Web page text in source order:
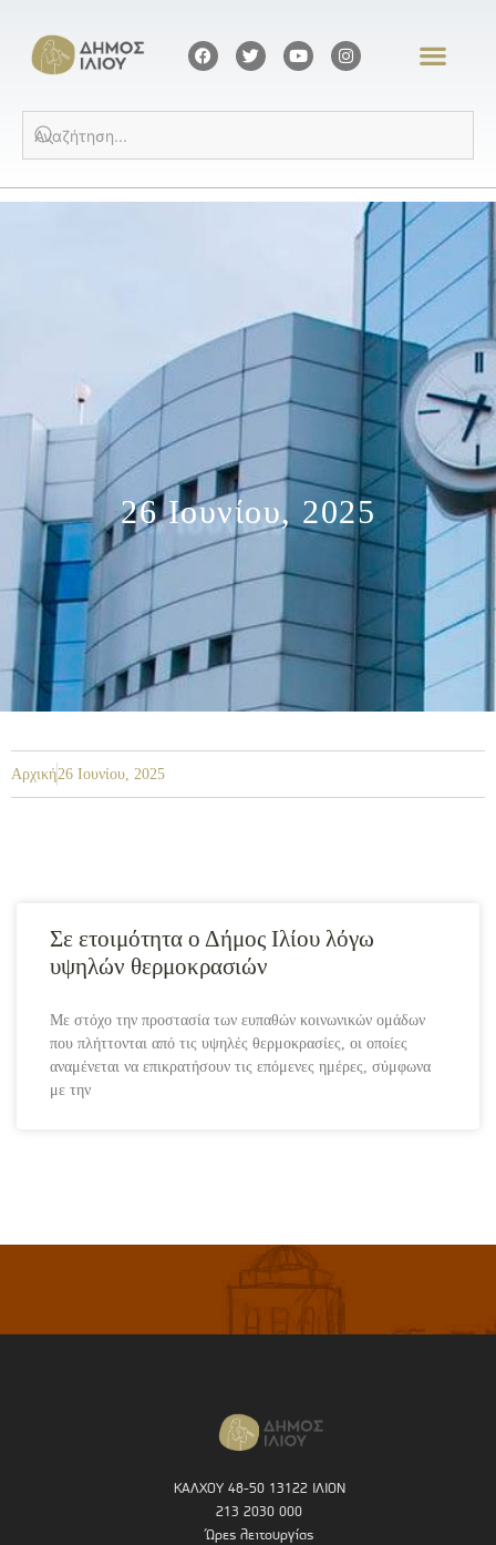
26 Ιουνίου, 2025
Αρχική26 Ιουνίου, 2025
Σε ετοιμότητα ο Δήμος Ιλίου λόγω
υψηλών θερμοκρασιών
Με στόχο την προστασία των ευπαθών κοινωνικών ομάδων
που πλήττονται από τις υψηλές θερμοκρασίες, οι οποίες
αναμένεται να επικρατήσουν τις επόμενες ημέρες, σύμφωνα
με την
ΚΑΛΧΟΥ 48-50 13122 ΙΛΙΟΝ
213 2030 000
Ώρες λειτουργίας